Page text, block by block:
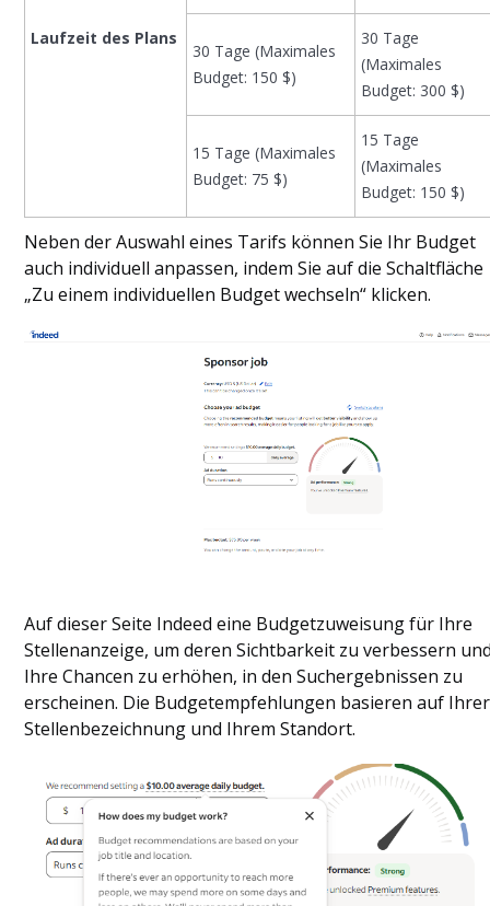
Laufzeit des Plans
30 Tage (Maximales
Budget: 150 $)
30 Tage
(Maximales
Budget: 300 $)
15 Tage (Maximales
Budget: 75 $)
15 Tage
(Maximales
Budget: 150 $)
Neben der Auswahl eines Tarifs können Sie Ihr Budget
auch individuell anpassen, indem Sie auf die Schaltfläche
„Zu einem individuellen Budget wechseln“ klicken.
Auf dieser Seite Indeed eine Budgetzuweisung für Ihre
Stellenanzeige, um deren Sichtbarkeit zu verbessern
Ihre Chancen zu erhöhen, in den Suchergebnissen zu
erscheinen. Die Budgetempfehlungen basieren auf Ihrer
Stellenbezeichnung und Ihrem Standort.